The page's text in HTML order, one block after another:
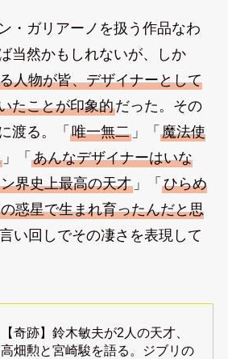
・ガリアーノを扱う作品なわ
当然かもしれないが、しか
人物が皆、デザイナーとして
たことが印象的だった。その
渡る。「 唯一無二」「 魔法使
」「 あんなデザイナーはいな
界史上最高の天才」「 ひらめ
惑星で生まれ育ったんだと思
い回しでその凄さを表現して
【奇跡】鈴木敏夫が2人の天才、
高畑勲と宮崎駿を語る。ジブリの